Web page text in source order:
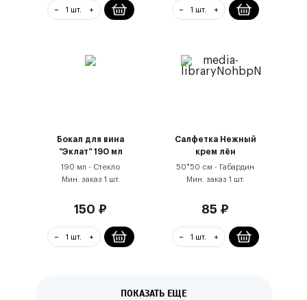
Бокал для вина
"Эклат" 190 мл
190 мл - Стекло
Мин. заказ 1 шт.
150 ₽
Салфетка Нежный
крем лён
50*50 см - Габардин
Мин. заказ 1 шт.
85 ₽
ПОКАЗАТЬ ЕЩЕ